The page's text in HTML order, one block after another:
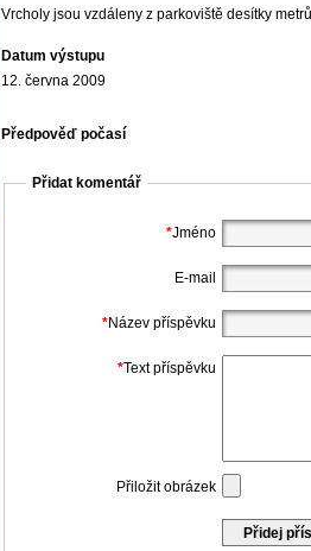
Vrcholy jsou vzdáleny z parkoviště desítky
Datum výstupu
12. června 2009
Předpověď počasí
Přidat komentář
*Jméno
E-mail
*Název příspěvku
*Text příspěvku
Přiložit obrázek